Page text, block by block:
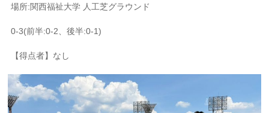
場所:関西福祉大学 人工芝グラウンド
0-3(前半:0-2、後半:0-1)
【得点者】なし